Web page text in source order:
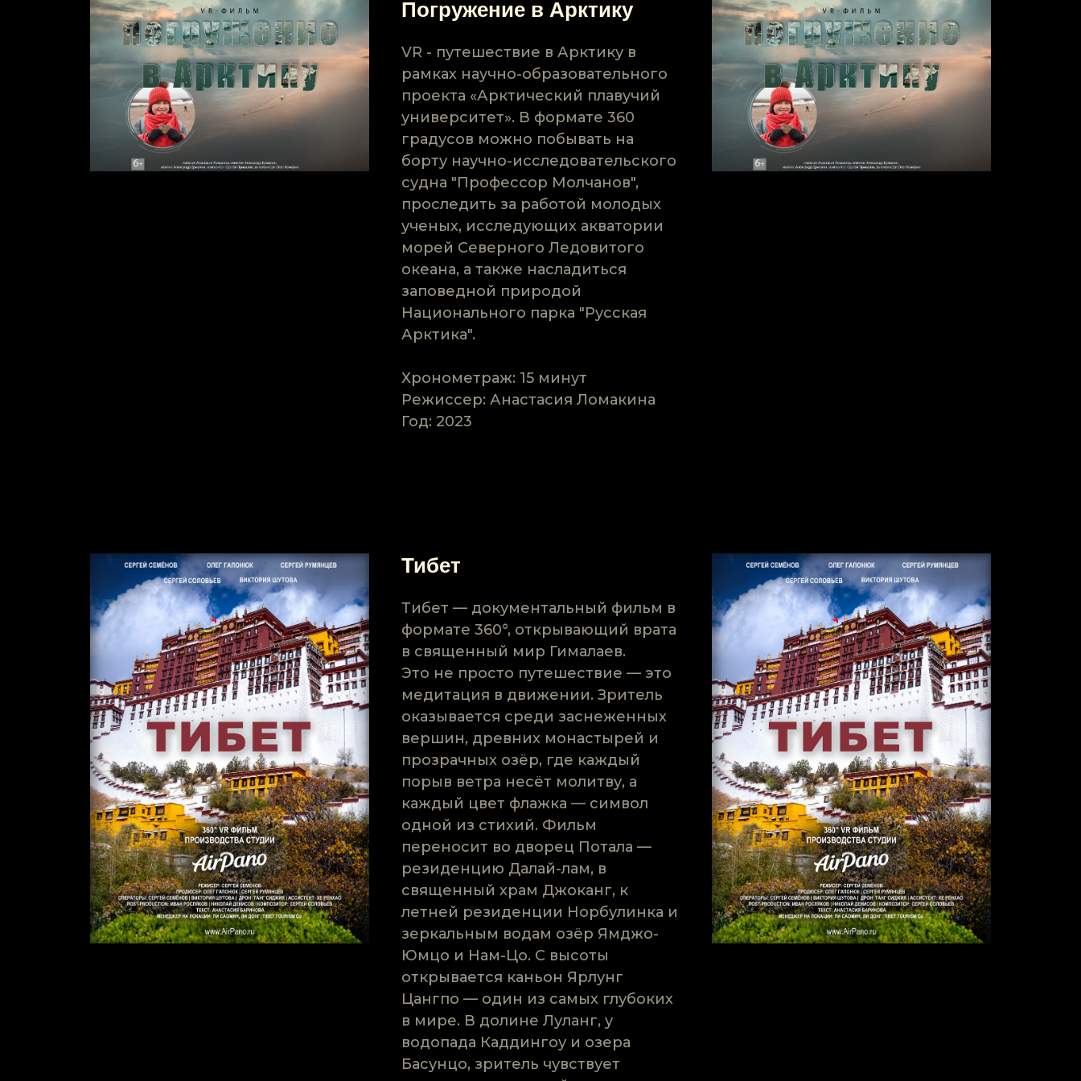
Погружение в Арктику
VR - путешествие в Арктику в
рамках научно-образовательного
проекта «Арктический плавучий
университет». В формате 360
градусов можно побывать на
борту научно-исследовательского
судна "Профессор Молчанов",
проследить за работой молодых
ученых, исследующих акватории
морей Северного Ледовитого
океана, а также насладиться
заповедной природой
Национального парка "Русская
Арктика".
Хронометраж: 15 минут
Режиссер: Анастасия Ломакина
Год: 2023
Тибет
Тибет — документальный фильм в
формате 360°, открывающий врата
в священный мир Гималаев.
Это не просто путешествие — это
медитация в движении. Зритель
оказывается среди заснеженных
вершин, древних монастырей и
прозрачных озёр, где каждый
порыв ветра несёт молитву, а
каждый цвет флажка — символ
одной из стихий. Фильм
переносит во дворец Потала —
резиденцию Далай-лам, в
священный храм Джоканг, к
летней резиденции Норбулинка и
зеркальным водам озёр Ямджо-
Юмцо и Нам-Цо. С высоты
открывается каньон Ярлунг
Цангпо — один из самых глубоких
в мире. В долине Луланг, у
водопада Каддингоу и озера
Басунцо, зритель чувствует